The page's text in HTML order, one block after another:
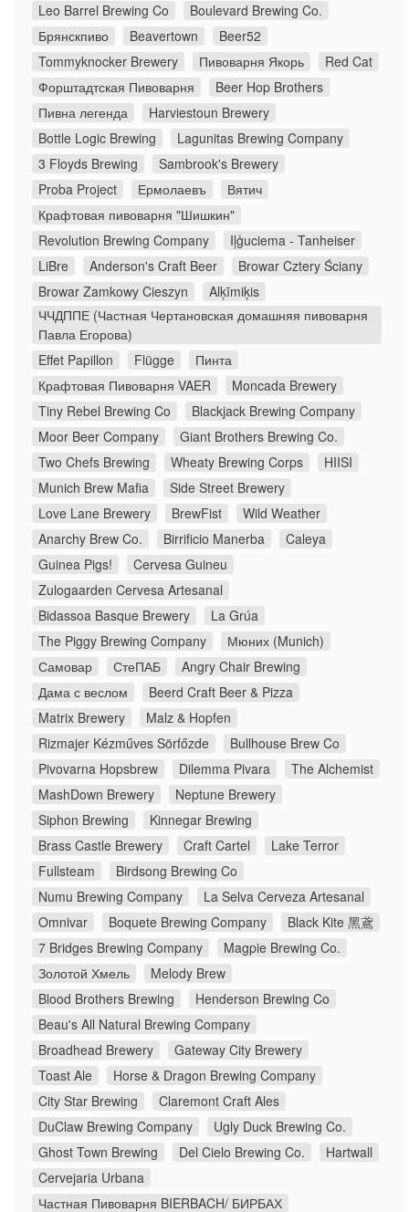
Leo Barrel Brewing Co
Boulevard Brewing Co.
Брянскпиво
Beavertown
Beer52
Tommyknocker Brewery
Пивоварня Якорь
Red Cat
Форштадтская Пивоварня
Beer Hop Brothers
Пивна легенда
Harviestoun Brewery
Bottle Logic Brewing
Lagunitas Brewing Company
3 Floyds Brewing
Sambrook's Brewery
Proba Project
Ермолаевъ
Вятич
Крафтовая пивоварня "Шишкин"
Revolution Brewing Company
Iļģuciema - Tanheiser
LiBre
Anderson's Craft Beer
Browar Cztery Ściany
Browar Zamkowy Cieszyn
Alķīmiķis
ЧЧДППЕ (Частная Чертановская домашняя пивоварня
Павла Егорова)
Effet Papillon
Flügge
Пинта
Крафтовая Пивоварня VAER
Moncada Brewery
Tiny Rebel Brewing Co
Blackjack Brewing Company
Moor Beer Company
Giant Brothers Brewing Co.
Two Chefs Brewing
Wheaty Brewing Corps
HIISI
Munich Brew Mafia
Side Street Brewery
Love Lane Brewery
BrewFist
Wild Weather
Anarchy Brew Co.
Birrificio Manerba
Caleya
Guinea Pigs!
Cervesa Guineu
Zulogaarden Cervesa Artesanal
Bidassoa Basque Brewery
La Grúa
The Piggy Brewing Company
Мюних (Munich)
Самовар
СтеПАБ
Angry Chair Brewing
Дама с веслом
Beerd Craft Beer & Pizza
Matrix Brewery
Malz & Hopfen
Rizmajer Kézműves Sörfőzde
Bullhouse Brew Co
Pivovarna Hopsbrew
Dilemma Pivara
The Alchemist
MashDown Brewery
Neptune Brewery
Siphon Brewing
Kinnegar Brewing
Brass Castle Brewery
Craft Cartel
Lake Terror
Fullsteam
Birdsong Brewing Co
Numu Brewing Company
La Selva Cerveza Artesanal
Omnivar
Boquete Brewing Company
Black Kite 黑鳶
7 Bridges Brewing Company
Magpie Brewing Co.
Золотой Хмель
Melody Brew
Blood Brothers Brewing
Henderson Brewing Co
Beau's All Natural Brewing Company
Broadhead Brewery
Gateway City Brewery
Toast Ale
Horse & Dragon Brewing Company
City Star Brewing
Claremont Craft Ales
DuClaw Brewing Company
Ugly Duck Brewing Co.
Ghost Town Brewing
Del Cielo Brewing Co.
Hartwall
Cervejaria Urbana
Частная Пивоварня BIERBACH/ БИРБАХ